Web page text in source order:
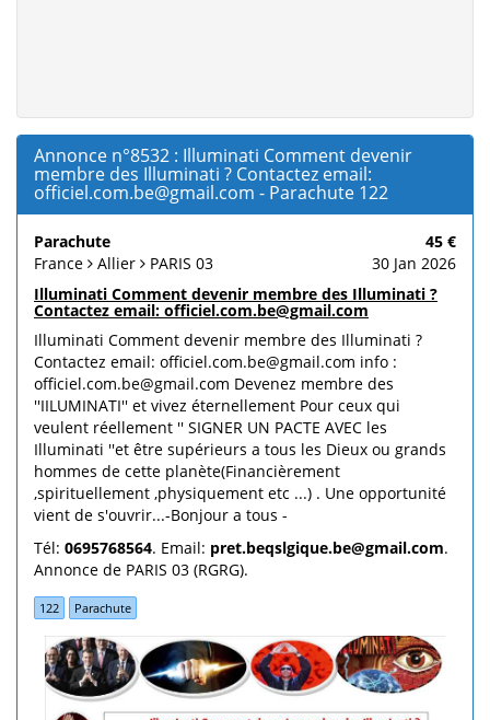
Annonce n°8532 : Illuminati Comment devenir
membre des Illuminati ? Contactez email:
officiel.com.be@gmail.com - Parachute 122
Parachute
45 €
France
Allier PARIS 03
30 Jan 2026
Illuminati Comment devenir membre des Illuminati ?
Contactez email: officiel.com.be@gmail.com
Illuminati Comment devenir membre des Illuminati ?
Contactez email: officiel.com.be@gmail.com info :
officiel.com.be@gmail.com Devenez membre des
''IILUMINATI'' et vivez éternellement Pour ceux qui
veulent réellement '' SIGNER UN PACTE AVEC les
Illuminati ''et être supérieurs a tous les Dieux ou grands
hommes de cette planète(Financièrement
,spirituellement ,physiquement etc ...) . Une opportunité
vient de s'ouvrir...-Bonjour a tous -
Tél: 0695768564. Email: pret.beqslgique.be@gmail.com.
Annonce de PARIS 03 (RGRG).
122 Parachute